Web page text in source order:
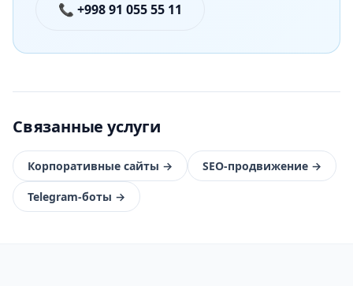
📞 +998 91 055 55 11
Связанные услуги
Корпоративные сайты → SEO-продвижение →
Telegram-боты →